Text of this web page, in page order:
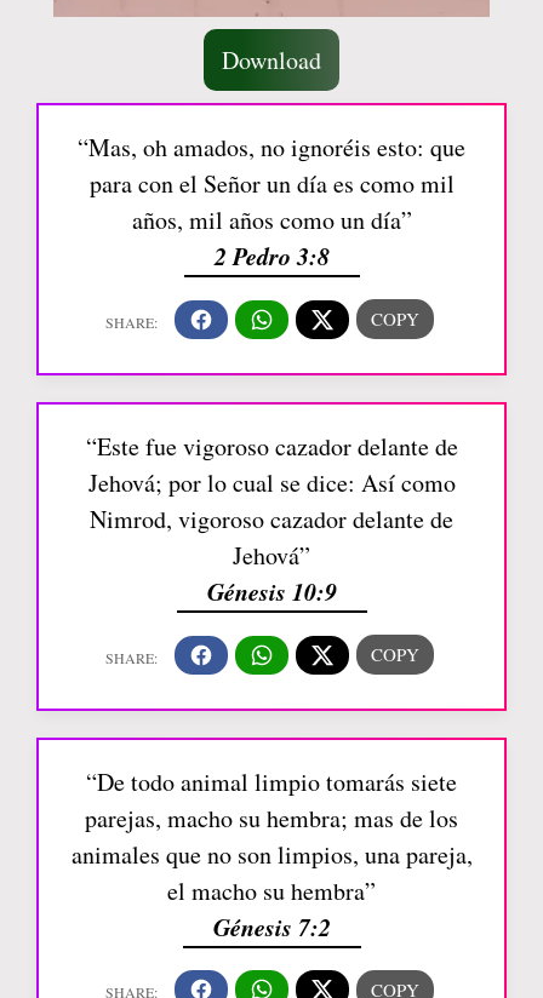
Download
“Mas, oh amados, no ignoréis esto: que
para con el Señor un día es como mil
años, mil años como un día”
2 Pedro 3:8
“Este fue vigoroso cazador delante de
Jehová; por lo cual se dice: Así como
Nimrod, vigoroso cazador delante de
Jehová”
Génesis 10:9
“De todo animal limpio tomarás siete
parejas, macho su hembra; mas de los
animales que no son limpios, una pareja,
el macho su hembra”
Génesis 7:2